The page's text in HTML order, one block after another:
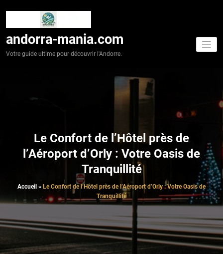
andorra-mania.com
Votre guide ultime pour découvrir l'Andorre.
Le Confort de l’Hôtel près de
l’Aéroport d’Orly : Votre Oasis de
Tranquillité
Accueil » Le Confort de l’Hôtel près de l’Aéroport d’Orly : Votre Oasis de
Tranquillité